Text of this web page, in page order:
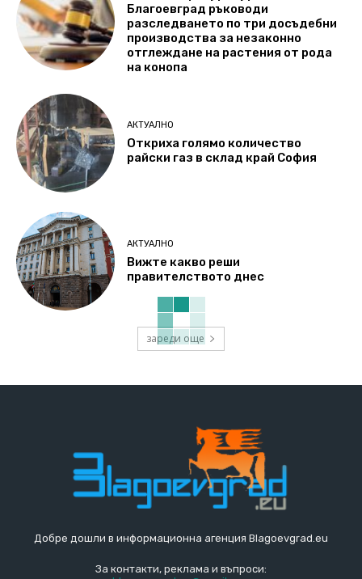
Благоевград ръководи
разследването по три досъдебни
производства за незаконно
отглеждане на растения от рода
на конопа
АКТУАЛНО
Откриха голямо количество
райски газ в склад край София
АКТУАЛНО
Вижте какво реши
правителството днес
зареди още
Добре дошли в информационна агенция Blagoevgrad.eu
За контакти, реклама и въпроси: